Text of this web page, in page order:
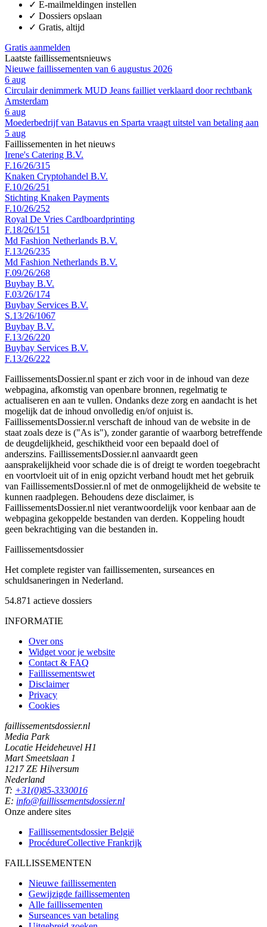
✓ E-mailmeldingen instellen
✓ Dossiers opslaan
✓ Gratis, altijd
Gratis aanmelden
Laatste faillissementsnieuws
Nieuwe faillissementen van 6 augustus 2026
6 aug
Circulair denimmerk MUD Jeans failliet verklaard door rechtbank
Amsterdam
6 aug
Moederbedrijf van Batavus en Sparta vraagt uitstel van betaling aan
5 aug
Faillissementen in het nieuws
Irene's Catering B.V.
F.16/26/315
Knaken Cryptohandel B.V.
F.10/26/251
Stichting Knaken Payments
F.10/26/252
Royal De Vries Cardboardprinting
F.18/26/151
Md Fashion Netherlands B.V.
F.13/26/235
Md Fashion Netherlands B.V.
F.09/26/268
Buybay B.V.
F.03/26/174
Buybay Services B.V.
S.13/26/1067
Buybay B.V.
F.13/26/220
Buybay Services B.V.
F.13/26/222
FaillissementsDossier.nl spant er zich voor in de inhoud van deze
webpagina, afkomstig van openbare bronnen, regelmatig te
actualiseren en aan te vullen. Ondanks deze zorg en aandacht is het
mogelijk dat de inhoud onvolledig en/of onjuist is.
FaillissementsDossier.nl verschaft de inhoud van de website in de
staat zoals deze is ("As is"), zonder garantie of waarborg betreffende
de deugdelijkheid, geschiktheid voor een bepaald doel of
anderszins. FaillissementsDossier.nl aanvaardt geen
aansprakelijkheid voor schade die is of dreigt te worden toegebracht
en voortvloeit uit of in enig opzicht verband houdt met het gebruik
van FaillissementsDossier.nl of met de onmogelijkheid de website te
kunnen raadplegen. Behoudens deze disclaimer, is
FaillissementsDossier.nl niet verantwoordelijk voor kenbaar aan de
webpagina gekoppelde bestanden van derden. Koppeling houdt
geen bekrachtiging van die bestanden in.
Faillissementsdossier
Het complete register van faillissementen, surseances en
schuldsaneringen in Nederland.
54.871 actieve dossiers
INFORMATIE
Over ons
Widget voor je website
Contact & FAQ
Faillissementswet
Disclaimer
Privacy
Cookies
faillissementsdossier.nl
Media Park
Locatie Heideheuvel H1
Mart Smeetslaan 1
1217 ZE Hilversum
Nederland
T: +31(0)85-3330016
E: info@faillissementsdossier.nl
Onze andere sites
Faillissementsdossier België
ProcédureCollective Frankrijk
FAILLISSEMENTEN
Nieuwe faillissementen
Gewijzigde faillissementen
Alle faillissementen
Surseances van betaling